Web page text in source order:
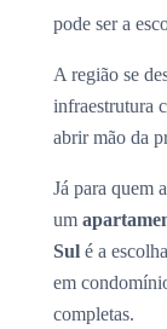
pode ser a
A região se
infraestrutura
abrir mão da
Já para quem
um
Sul é a
em
completas.